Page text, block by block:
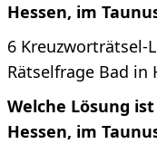
Hessen, im
6 Kreuzworträtsel-
Rätselfrage Bad in
Welche Lösung
Hessen, im